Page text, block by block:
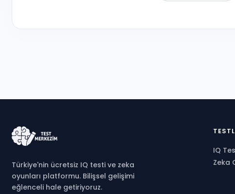
Türkiye'nin ücretsiz IQ testi ve zeka
oyunları platformu. Bilişsel gelişimi
eğlenceli hale getiriyoruz.
IQ
Zeka